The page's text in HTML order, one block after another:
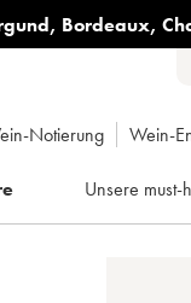
, Bordeaux,
Notierung Wein-
Unsere must-